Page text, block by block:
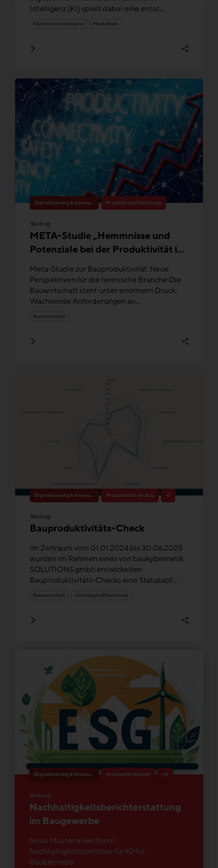
Intelligenz (KI) spielt dabei eine entsc...
Künstliche Intelligenz Mediathek
Digitalisierung & Innovation Projekte und Forschung
Beitrag
META-Studie „Hemmnisse und
Potenziale bei der Produktivität im
Baubetrieb“
Meta-Studie zur Bauproduktivität: Neue
Perspektiven für die heimische Branche Die
Bauwirtschaft steht unter enormem Druck:
Wachsende Anforderungen an...
Bauwirtschaft
Digitalisierung & Innovation Produktivität am Bau +1
Beitrag
Bauproduktivitäts-Check
Im Zeitraum vom 01.01.2024 bis 30.06.2025
wurden im Rahmen eines von baukybernetik
SOLUTIONS gmbh entwickelten
Bauproduktivitäts-Checks eine Statusabf...
Bauwirtschaft Unterlagen/Downloads
Digitalisierung & Innovation Kreislaufwirtschaft +3
Beitrag
Nachhaltigkeitsberichterstattung
im Baugewerbe
Neue Muster erleichtern
Nachhaltigkeitsberichte für KMU-
Baubetriebe.